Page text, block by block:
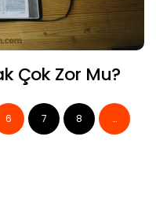
Çok Zor Mu?
6 7 8 …